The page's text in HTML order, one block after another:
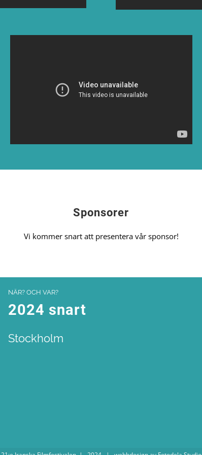
Sponsorer
Vi kommer snart att presentera vår sponsor!
NÄR? OCH VAR?
2024 snart
Stockholm